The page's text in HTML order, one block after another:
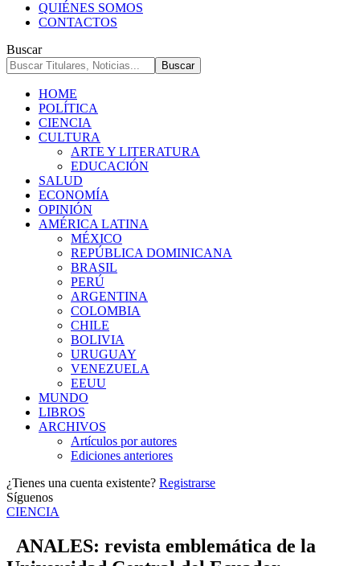
QUIÉNES SOMOS
CONTACTOS
Buscar
HOME
POLÍTICA
CIENCIA
CULTURA
ARTE Y LITERATURA
EDUCACIÓN
SALUD
ECONOMÍA
OPINIÓN
AMÉRICA LATINA
MÉXICO
REPÚBLICA DOMINICANA
BRASIL
PERÚ
ARGENTINA
COLOMBIA
CHILE
BOLIVIA
URUGUAY
VENEZUELA
EEUU
MUNDO
LIBROS
ARCHIVOS
Artículos por autores
Ediciones anteriores
¿Tienes una cuenta existente? Registrarse
Síguenos
CIENCIA
ANALES: revista emblemática de la